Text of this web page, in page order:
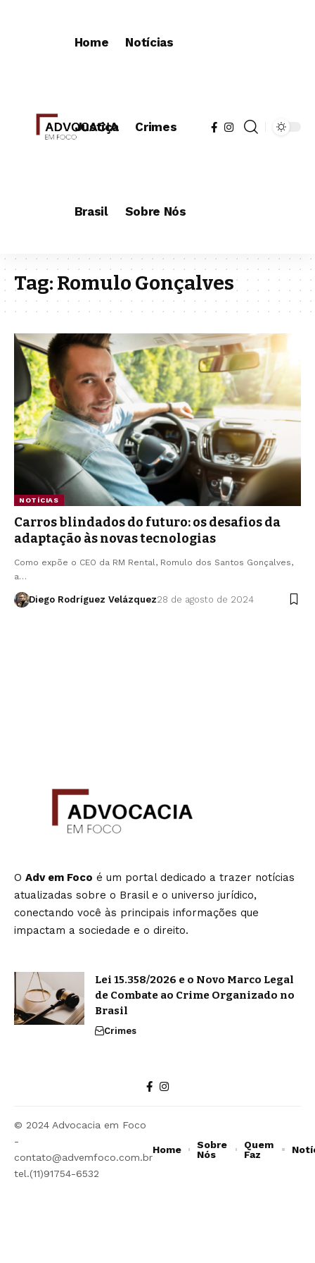
Home Notícias
Justiça Crimes
Brasil Sobre Nós
Tag:Romulo Gonçalves
NOTÍCIAS
Carros blindados do futuro: os desafios da
adaptação às novas tecnologias
Como expõe o CEO da RM Rental, Romulo dos Santos Gonçalves,
a…
Diego Rodríguez Velázquez28 de agosto de 2024
O Adv em Foco é um portal dedicado a trazer notícias
atualizadas sobre o Brasil e o universo jurídico,
conectando você às principais informações que
impactam a sociedade e o direito.
Lei 15.358/2026 e o Novo Marco Legal
de Combate ao Crime Organizado no
Brasil
Crimes
© 2024 Advocacia em Foco
-
contato@advemfoco.com.br
tel.(11)91754-6532
Home
Sobre
Nós
Quem
Faz